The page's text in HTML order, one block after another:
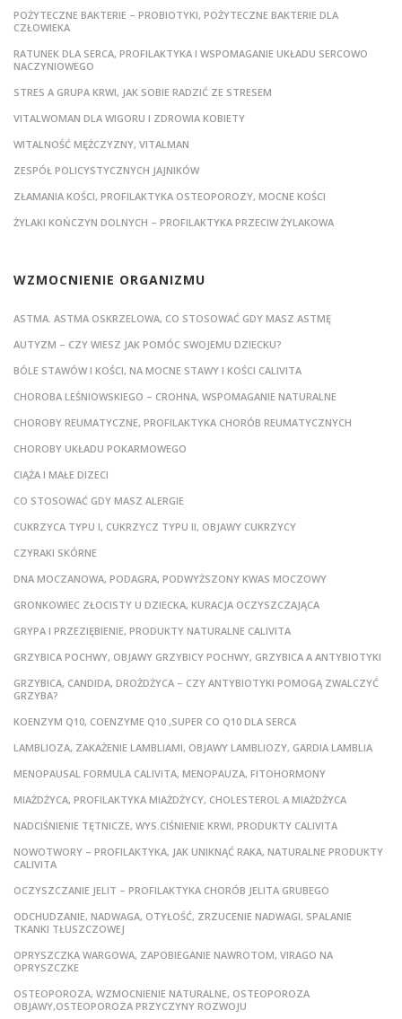
POŻYTECZNE BAKTERIE – PROBIOTYKI, POŻYTECZNE BAKTERIE DLA
CZŁOWIEKA
RATUNEK DLA SERCA, PROFILAKTYKA I WSPOMAGANIE UKŁADU SERCOWO
NACZYNIOWEGO
STRES A GRUPA KRWI, JAK SOBIE RADZIĆ ZE STRESEM
VITALWOMAN DLA WIGORU I ZDROWIA KOBIETY
WITALNOŚĆ MĘŻCZYZNY, VITALMAN
ZESPÓŁ POLICYSTYCZNYCH JAJNIKÓW
ZŁAMANIA KOŚCI, PROFILAKTYKA OSTEOPOROZY, MOCNE KOŚCI
ŻYLAKI KOŃCZYN DOLNYCH – PROFILAKTYKA PRZECIW ŻYLAKOWA
WZMOCNIENIE ORGANIZMU
ASTMA. ASTMA OSKRZELOWA, CO STOSOWAĆ GDY MASZ ASTMĘ
AUTYZM – CZY WIESZ JAK POMÓC SWOJEMU DZIECKU?
BÓLE STAWÓW I KOŚCI, NA MOCNE STAWY I KOŚCI CALIVITA
CHOROBA LEŚNIOWSKIEGO – CROHNA, WSPOMAGANIE NATURALNE
CHOROBY REUMATYCZNE, PROFILAKTYKA CHORÓB REUMATYCZNYCH
CHOROBY UKŁADU POKARMOWEGO
CIĄŻA I MAŁE DIZECI
CO STOSOWAĆ GDY MASZ ALERGIE
CUKRZYCA TYPU I, CUKRZYCZ TYPU II, OBJAWY CUKRZYCY
CZYRAKI SKÓRNE
DNA MOCZANOWA, PODAGRA, PODWYŻSZONY KWAS MOCZOWY
GRONKOWIEC ZŁOCISTY U DZIECKA, KURACJA OCZYSZCZAJĄCA
GRYPA I PRZEZIĘBIENIE, PRODUKTY NATURALNE CALIVITA
GRZYBICA POCHWY, OBJAWY GRZYBICY POCHWY, GRZYBICA A ANTYBIOTYKI
GRZYBICA, CANDIDA, DROŻDŻYCA – CZY ANTYBIOTYKI POMOGĄ ZWALCZYĆ
GRZYBA?
KOENZYM Q10, COENZYME Q10 ,SUPER CO Q10 DLA SERCA
LAMBLIOZA, ZAKAŻENIE LAMBLIAMI, OBJAWY LAMBLIOZY, GARDIA LAMBLIA
MENOPAUSAL FORMULA CALIVITA, MENOPAUZA, FITOHORMONY
MIAŻDŻYCA, PROFILAKTYKA MIAŻDŻYCY, CHOLESTEROL A MIAŻDŻYCA
NADCIŚNIENIE TĘTNICZE, WYS.CIŚNIENIE KRWI, PRODUKTY CALIVITA
NOWOTWORY – PROFILAKTYKA, JAK UNIKNĄĆ RAKA, NATURALNE PRODUKTY
CALIVITA
OCZYSZCZANIE JELIT – PROFILAKTYKA CHORÓB JELITA GRUBEGO
ODCHUDZANIE, NADWAGA, OTYŁOŚĆ, ZRZUCENIE NADWAGI, SPALANIE
TKANKI TŁUSZCZOWEJ
OPRYSZCZKA WARGOWA, ZAPOBIEGANIE NAWROTOM, VIRAGO NA
OPRYSZCZKE
OSTEOPOROZA, WZMOCNIENIE NATURALNE, OSTEOPOROZA
OBJAWY,OSTEOPOROZA PRZYCZYNY ROZWOJU